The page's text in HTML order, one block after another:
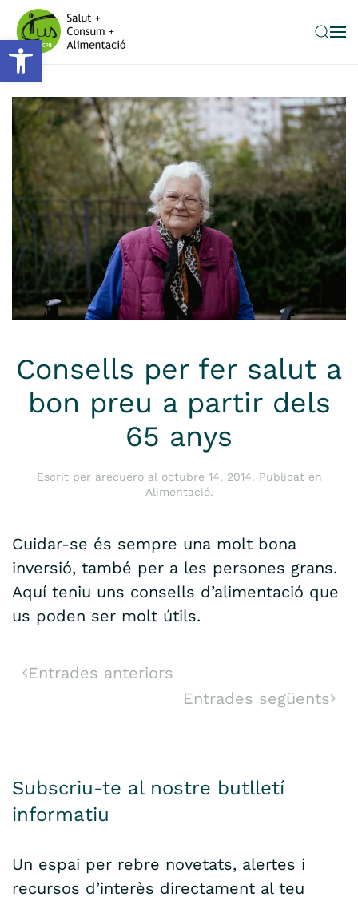
Obre la barra d'eines
Skip to main content
Consells per fer salut a
bon preu a partir dels
65 anys
Escrit per arecueroal octubre 14, 2014. Publicat en
Alimentació.
Cuidar-se és sempre una molt bona
inversió, també per a les persones grans.
Aquí teniu uns consells d’alimentació que
us poden ser molt útils.
Entrades anteriors
Entrades següents
Subscriu-te al nostre butlletí
informatiu
Un espai per rebre novetats, alertes i
recursos d’interès directament al teu